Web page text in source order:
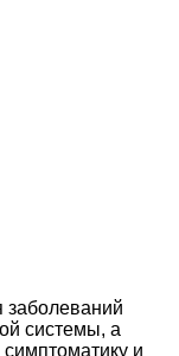
заболеваний
системы, а
и